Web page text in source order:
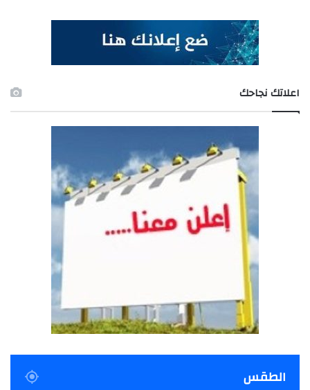
اعلاتك نجاحك
الطقس